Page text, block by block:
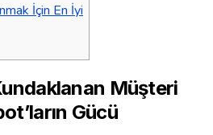
İçin En İyi
Müşteri
Gücü